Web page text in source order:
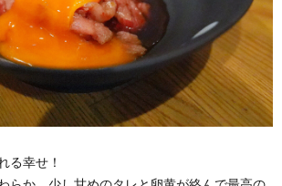
る幸せ！